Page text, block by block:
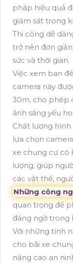
pháp hiệu quả
giám sát trong
Thi công dễ
trở nên đơn
sức và thời gian.
Việc xem ban
camera này
30m, cho phép
ánh sáng yếu
Chất lượng
lựa chọn
xe chung cư có
lượng, giúp
các vật thể,
Những công
quan trọng để
đáng ngờ trong
Với những tính
cho bãi xe
nâng cao an